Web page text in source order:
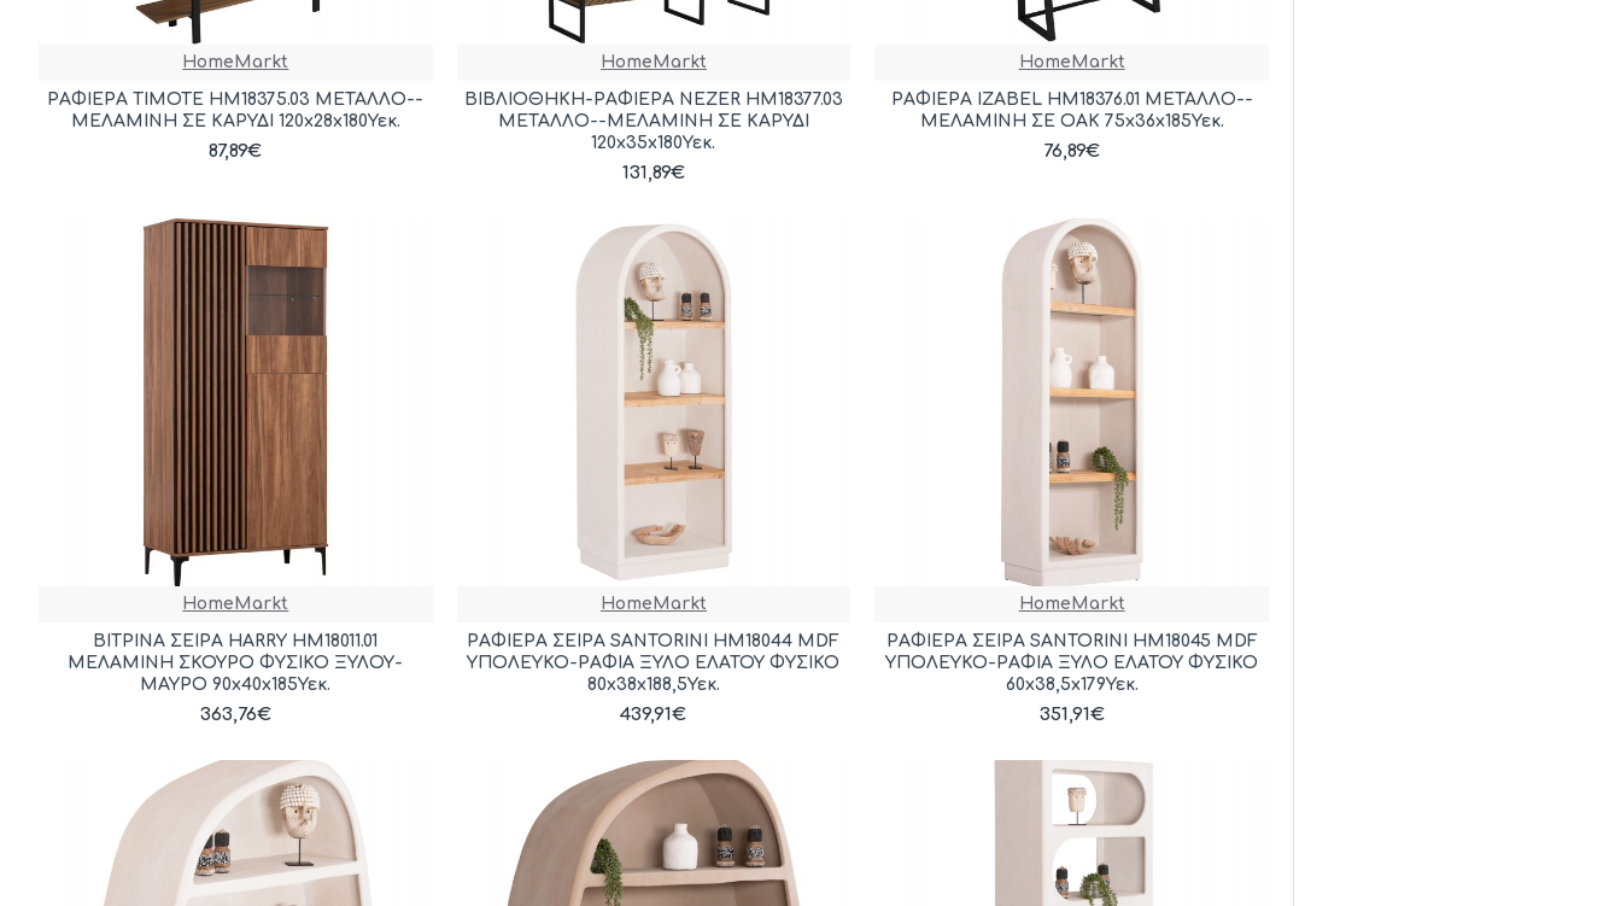
HomeMarkt
ΡΑΦΙΕΡΑ TIMOTE HM18375.03 ΜΕΤΑΛΛΟ--
ΜΕΛΑΜΙΝΗ ΣΕ ΚΑΡΥΔΙ 120x28x180Υεκ.
87,89€
HomeMarkt
ΒΙΒΛΙΟΘΗΚΗ-ΡΑΦΙΕΡΑ NEZER HM18377.03
ΜΕΤΑΛΛΟ--ΜΕΛΑΜΙΝΗ ΣΕ ΚΑΡΥΔΙ
120x35x180Υεκ.
131,89€
HomeMarkt
ΡΑΦΙΕΡΑ IZABEL HM18376.01 ΜΕΤΑΛΛΟ--
ΜΕΛΑΜΙΝΗ ΣΕ OAK 75x36x185Υεκ.
76,89€
HomeMarkt
ΒΙΤΡΙΝΑ ΣΕΙΡΑ HARRY HM18011.01
ΜΕΛΑΜΙΝΗ ΣΚΟΥΡΟ ΦΥΣΙΚΟ ΞΥΛΟΥ-
ΜΑΥΡΟ 90x40x185Υεκ.
363,76€
HomeMarkt
ΡΑΦΙΕΡΑ ΣΕΙΡΑ SANTORINI HM18044 MDF
ΥΠΟΛΕΥΚΟ-ΡΑΦΙΑ ΞΥΛΟ ΕΛΑΤΟΥ ΦΥΣΙΚΟ
80x38x188,5Υεκ.
439,91€
HomeMarkt
ΡΑΦΙΕΡΑ ΣΕΙΡΑ SANTORINI HM18045 MDF
ΥΠΟΛΕΥΚΟ-ΡΑΦΙΑ ΞΥΛΟ ΕΛΑΤΟΥ ΦΥΣΙΚΟ
60x38,5x179Υεκ.
351,91€